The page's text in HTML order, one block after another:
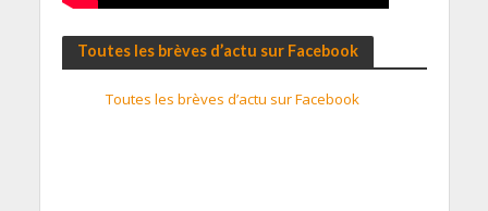
Toutes les brèves d’actu sur Facebook
Toutes les brèves d’actu sur Facebook